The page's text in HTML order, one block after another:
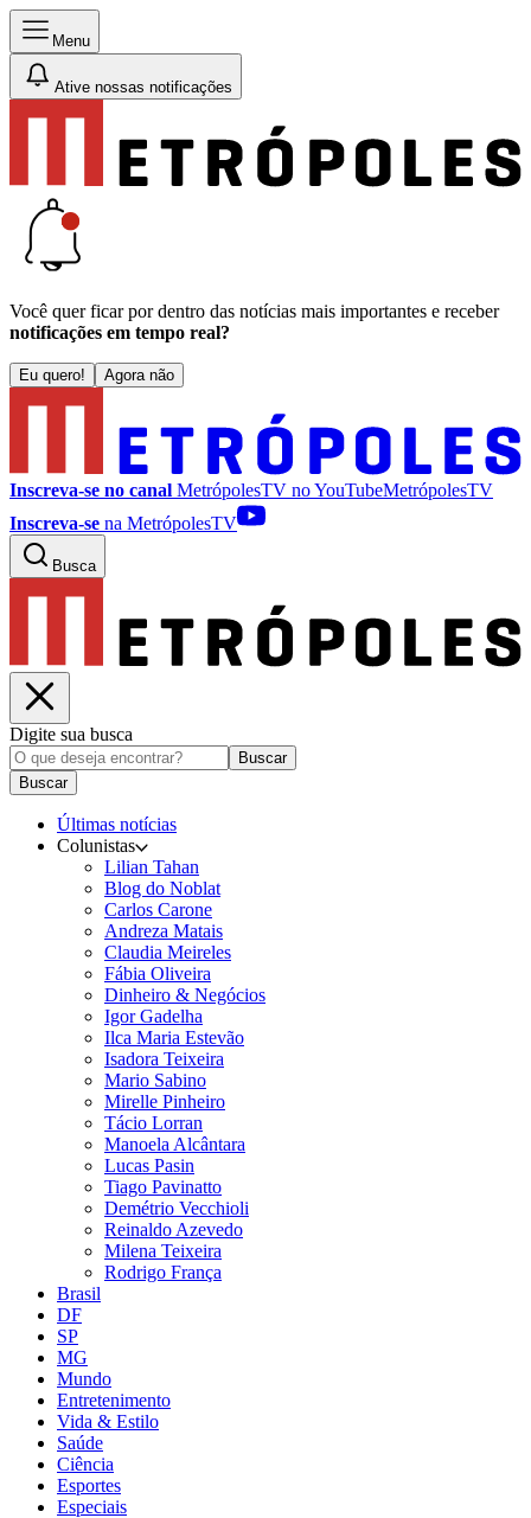
Menu
Ative nossas notificações
Você quer ficar por dentro das notícias mais importantes e receber
notificações em tempo real?
Eu quero! Agora não
Inscreva-se no canal MetrópolesTV noYouTubeMetrópolesTV
Inscreva-se na MetrópolesTV
Busca
Digite sua busca
Buscar
Buscar
Últimas notícias
Colunistas
Lilian Tahan
Blog do Noblat
Carlos Carone
Andreza Matais
Claudia Meireles
Fábia Oliveira
Dinheiro & Negócios
Igor Gadelha
Ilca Maria Estevão
Isadora Teixeira
Mario Sabino
Mirelle Pinheiro
Tácio Lorran
Manoela Alcântara
Lucas Pasin
Tiago Pavinatto
Demétrio Vecchioli
Reinaldo Azevedo
Milena Teixeira
Rodrigo França
Brasil
DF
SP
MG
Mundo
Entretenimento
Vida & Estilo
Saúde
Ciência
Esportes
Especiais